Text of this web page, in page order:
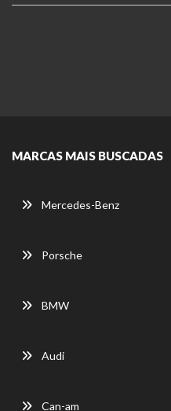
MARCAS MAIS BUSCADAS
Mercedes-Benz
Porsche
BMW
Audi
Can-am